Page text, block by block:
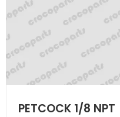
PETCOCK 1/8 NPT